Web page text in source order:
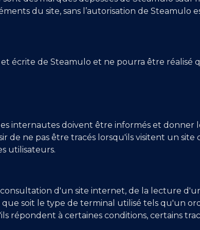
du site, sans l’autorisation de Steamulo
écrite de Steamulo et ne pourra être réalisé
internautes doivent être informés et
de ne pas être tracés lorsqu'ils visitent un
utilisateurs.
d'un site internet, de la lecture
soit le type de terminal utilisé tels qu'un
répondent à certaines conditions, certains